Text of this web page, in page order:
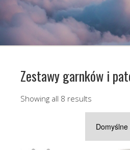
Zestawy garnków i
Showing all 8 results